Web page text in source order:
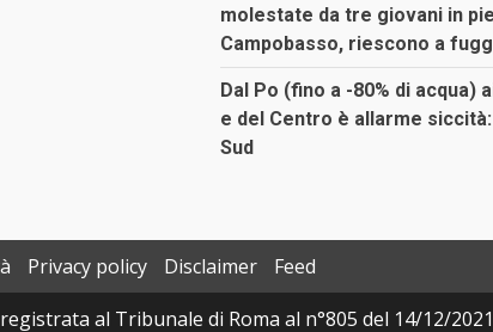
molestate da tre giovani in
Campobasso, riescono a
Dal Po (fino a -80% di acqua)
e del Centro è allarme
Sud
Privacy policy Disclaimer
Feed
al Tribunale di Roma al n°805 del 14/12/2021